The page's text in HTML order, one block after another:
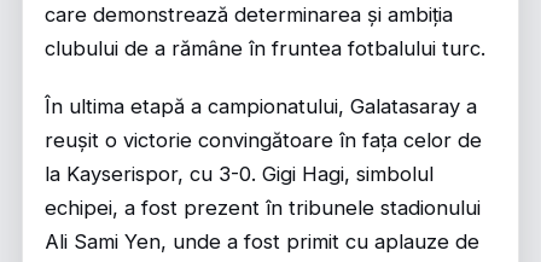
care demonstrează determinarea și ambiția
clubului de a rămâne în fruntea fotbalului turc.
În ultima etapă a campionatului, Galatasaray a
reușit o victorie convingătoare în fața celor de
la Kayserispor, cu 3-0. Gigi Hagi, simbolul
echipei, a fost prezent în tribunele stadionului
Ali Sami Yen, unde a fost primit cu aplauze de